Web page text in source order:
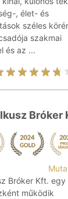
, élet- és
széles
szakmai
és az ...
Bróker
Bróker Kft.
működik